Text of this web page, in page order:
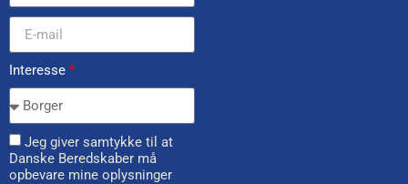
Interesse *
Jeg giver samtykke til at
Danske Beredskaber må
opbevare mine oplysninger